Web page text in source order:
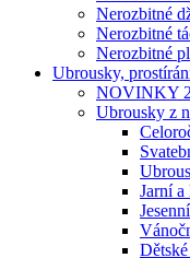
Nerozbitné
Nerozbitné
Nerozbitné
Ubrousky,
NOVINKY
Ubrousky z
Jarní